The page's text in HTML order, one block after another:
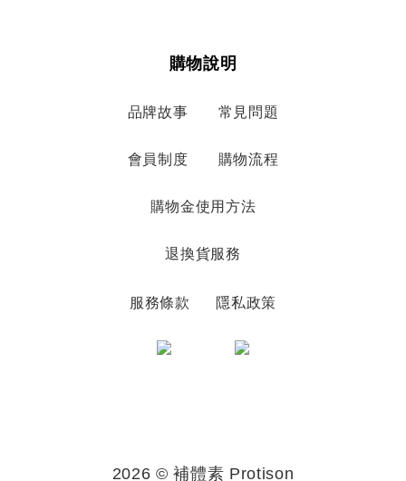
購物說明
品牌故事 常見問題
會員制度 購物流程
購物金使用方法
退換貨服務
服務條款 隱私政策
2026 © 補體素 Protison